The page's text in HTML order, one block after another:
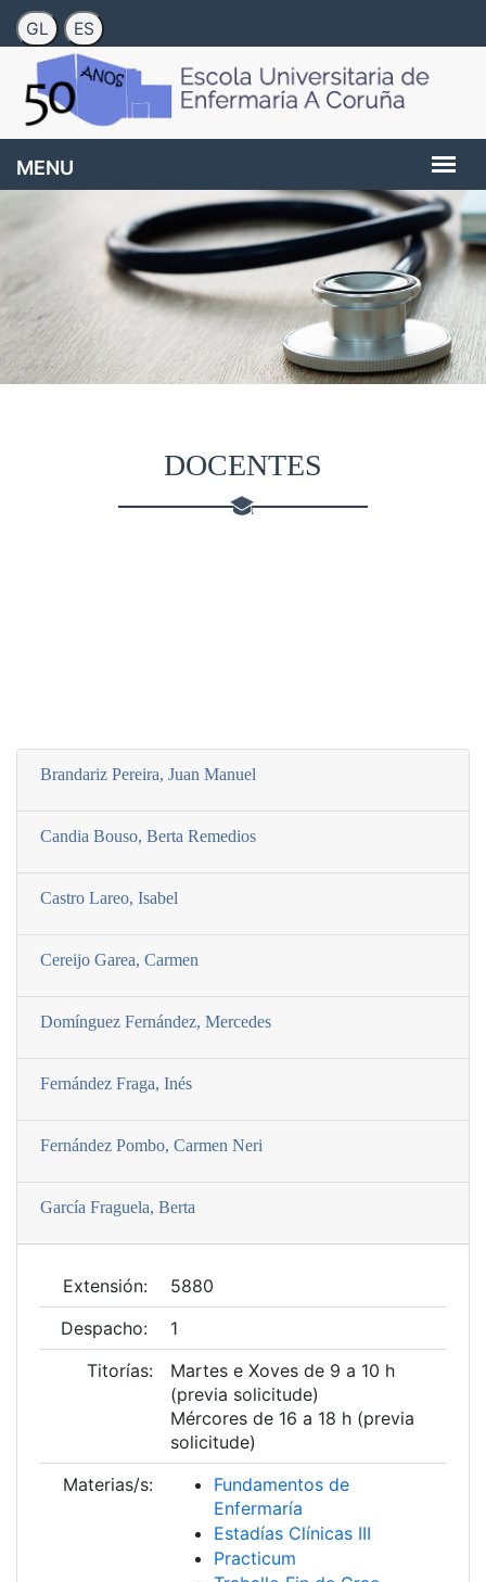
DOCENTES
Brandariz Pereira, Juan Manuel
Candia Bouso, Berta Remedios
Castro Lareo, Isabel
Cereijo Garea, Carmen
Domí­nguez Fernández, Mercedes
Fernández Fraga, Inés
Fernández Pombo, Carmen Neri
Garcí­a Fraguela, Berta
Extensión:
5880
Despacho:
1
Titorías:
Martes e Xoves de 9 a 10 h
(previa solicitude)
Mércores de 16 a 18 h (previa
solicitude)
Materias/s:
Fundamentos de
Enfermaría
Estadí­as Clí­nicas III
Practicum